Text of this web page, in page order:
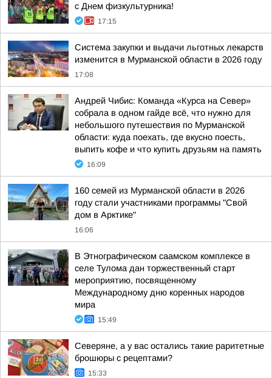
с Днем физкультурника!
17:15
Система закупки и выдачи льготных лекарств
изменится в Мурманской области в 2026 году
17:08
Андрей Чибис: Команда «Курса на Север»
собрала в одном гайде всё, что нужно для
небольшого путешествия по Мурманской
области: куда поехать, где вкусно поесть,
выпить кофе и что купить друзьям на память
16:09
160 семей из Мурманской области в 2026
году стали участниками программы "Свой
дом в Арктике"
16:06
В Этнографическом саамском комплексе в
селе Тулома дан торжественный старт
мероприятию, посвященному
Международному дню коренных народов
мира
15:49
Северяне, а у вас остались такие раритетные
брошюры с рецептами?
15:33